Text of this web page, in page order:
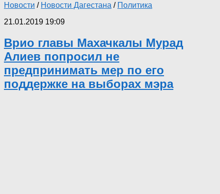
Новости / Новости Дагестана / Политика
21.01.2019 19:09
Врио главы Махачкалы Мурад
Алиев попросил не
предпринимать мер по его
поддержке на выборах мэра